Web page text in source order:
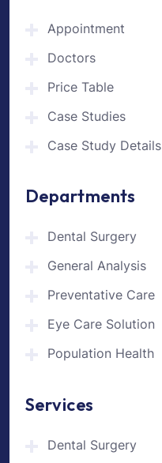
Appointment
Doctors
Price Table
Case Studies
Case Study Details
Departments
Dental Surgery
General Analysis
Preventative Care
Eye Care Solution
Population Health
Services
Dental Surgery